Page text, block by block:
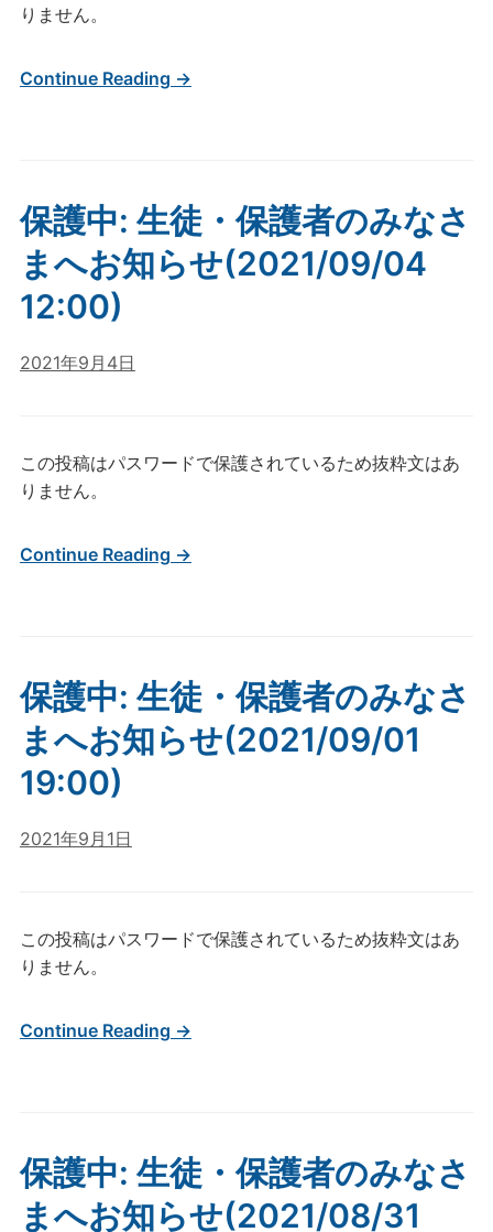
りません。
Continue Reading →
保護中: 生徒・保護者のみなさ
まへお知らせ(2021/09/04
12:00)
2021年9月4日
この投稿はパスワードで保護されているため抜粋文はあ
りません。
Continue Reading →
保護中: 生徒・保護者のみなさ
まへお知らせ(2021/09/01
19:00)
2021年9月1日
この投稿はパスワードで保護されているため抜粋文はあ
りません。
Continue Reading →
保護中: 生徒・保護者のみなさ
まへお知らせ(2021/08/31